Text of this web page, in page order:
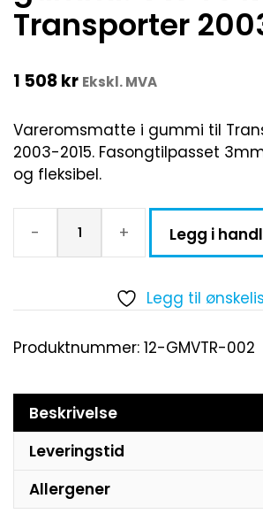
Transporter
1 508kr Ekskl. MVA
Vareromsmatte i gummi til
2003-2015. Fasongtilpasset
og fleksibel.
- + Legg i
Legg til
Produktnummer: 12-GMVTR-002
Beskrivelse
Leveringstid
Allergener